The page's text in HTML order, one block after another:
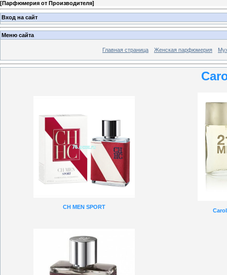
[Парфюмерия от Производителя]
Вход на сайт
Меню сайта
Главная страница Женская парфюмерия
CH MEN SPORT